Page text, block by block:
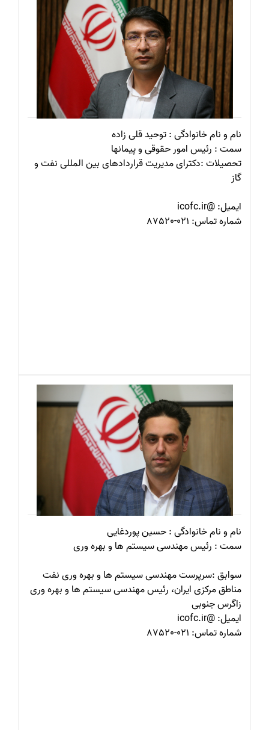
نام و نام خانوادگی : توحید قلی زاده
سمت : رئیس امور حقوقی و پیمانها
تحصیلات :دکترای مدیریت قراردادهای بین المللی نفت و
گاز
ایمیل: @icofc.ir
شماره تماس: 021-87520
نام و نام خانوادگی : حسین پوردغایی
سمت : رئیس مهندسی سیستم ها و بهره وری
سوابق :سرپرست مهندسی سیستم ها و بهره وری نفت
مناطق مرکزی ایران، رئیس مهندسی سیستم ها و بهره وری
زاگرس جنوبی
ایمیل: @icofc.ir
شماره تماس: 021-87520